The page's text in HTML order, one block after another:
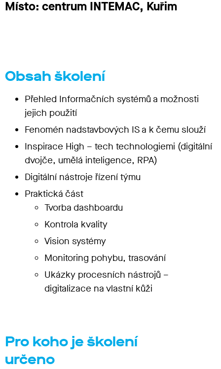
Místo: centrum INTEMAC, Kuřim
Obsah školení
Přehled Informačních systémů a možnosti
jejich použití
Fenomén nadstavbových IS a k čemu slouží
Inspirace High – tech technologiemi (digitální
dvojče, umělá inteligence, RPA)
Digitální nástroje řízení týmu
Praktická část
Tvorba dashboardu
Kontrola kvality
Vision systémy
Monitoring pohybu, trasování
Ukázky procesních nástrojů –
digitalizace na vlastní kůži
Pro koho je školení
určeno